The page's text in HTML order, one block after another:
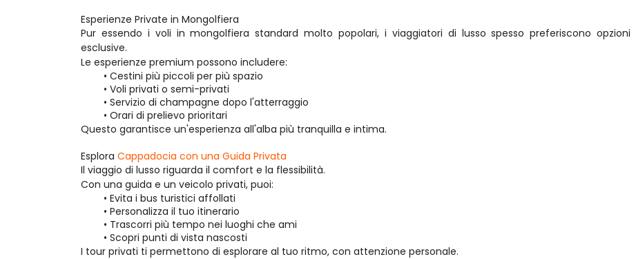
Esperienze Private in Mongolfiera
Pur essendo i voli in mongolfiera standard molto popolari, i viaggiatori di lusso spesso preferiscono opzioni
esclusive.
Le esperienze premium possono includere:
Cestini più piccoli per più spazio
Voli privati o semi-privati
Servizio di champagne dopo l'atterraggio
Orari di prelievo prioritari
Questo garantisce un'esperienza all'alba più tranquilla e intima.
Esplora Cappadocia con una Guida Privata
Il viaggio di lusso riguarda il comfort e la flessibilità.
Con una guida e un veicolo privati, puoi:
Evita i bus turistici affollati
Personalizza il tuo itinerario
Trascorri più tempo nei luoghi che ami
Scopri punti di vista nascosti
I tour privati ti permettono di esplorare al tuo ritmo, con attenzione personale.